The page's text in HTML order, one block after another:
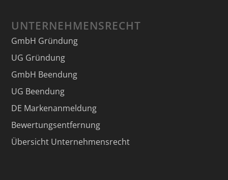
UNTERNEHMENSRECHT
GmbH Gründung
UG Gründung
GmbH Beendung
UG Beendung
DE Markenanmeldung
Bewertungsentfernung
Übersicht Unternehmensrecht